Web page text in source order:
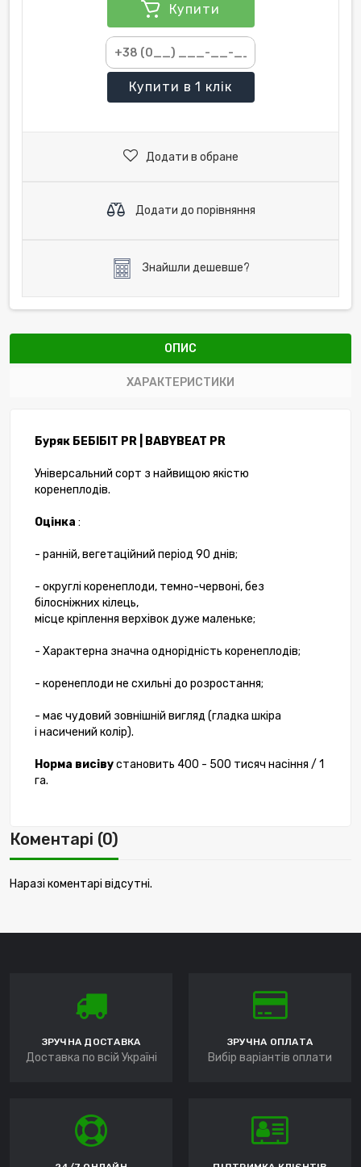
Купити
Купити в 1 клік
Додати в обране
Додати до порівняння
Знайшли дешевше?
ОПИС
ХАРАКТЕРИСТИКИ
Буряк БЕБІБІТ PR | BABYBEAT PR
Універсальний сорт з найвищою якістю
коренеплодів.
Оцінка :
- ранній, вегетаційний період 90 днів;
- округлі коренеплоди, темно-червоні, без
білосніжних кілець,
місце кріплення верхівок дуже маленьке;
- Характерна значна однорідність коренеплодів;
- коренеплоди не схильні до розростання;
- має чудовий зовнішній вигляд (гладка шкіра
і насичений колір).
Норма висівустановить 400 - 500 тисяч насіння / 1
га.
Коментарі (0)
Наразі коментарі відсутні.
ЗРУЧНА ДОСТАВКА
Доставка по всій Україні
ЗРУЧНА ОПЛАТА
Вибір варіантів оплати